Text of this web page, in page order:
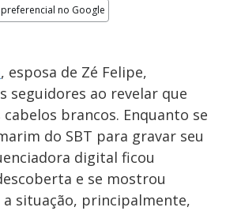
no Google
, esposa de Zé Felipe,
seguidores ao revelar que
brancos. Enquanto se
do SBT para gravar seu
digital ficou
e se mostrou
situação, principalmente,